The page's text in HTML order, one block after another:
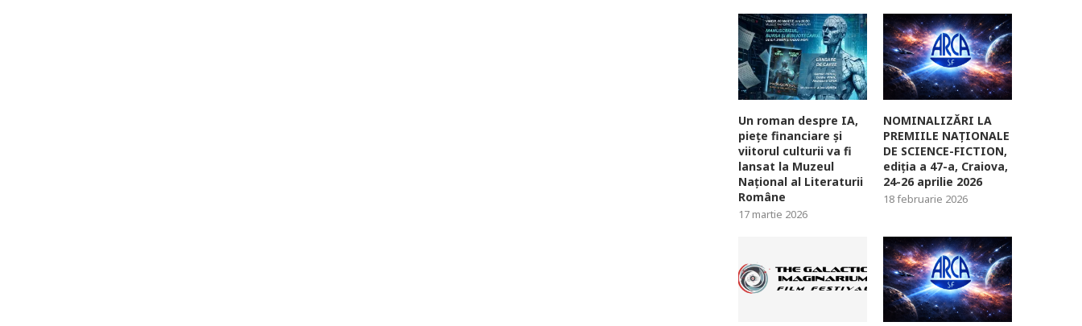
Un roman despre IA,
piețe financiare și
viitorul culturii va fi
lansat la Muzeul
Național al Literaturii
Române
17 martie 2026
NOMINALIZĂRI LA
PREMIILE NAȚIONALE
DE SCIENCE-FICTION,
ediția a 47-a, Craiova,
24-26 aprilie 2026
18 februarie 2026